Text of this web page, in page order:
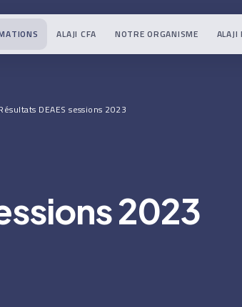
ALAJI CFA NOTRE ORGANISME ALAJI
DEAES sessions 2023
2023